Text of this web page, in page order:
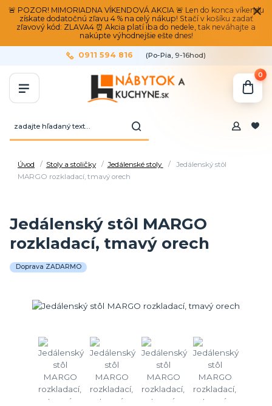
🚨 POZOR! MIMORIADNA VÍKENDOVÁ AKCIA 🚨 Len do konca víkendu
získate dodatočnú zľavu 4 % na celý nákup! Stačí v košíku zadať
zľavový kód: ZLAVA4 ⏰ Akcia platí iba do nedele, tak neváhajte a
nakúpte výhodnejšie ešte dnes!
0911 594 816 (Po-Pia, 9-16hod)
0
Úvod Stoly a stoličky Jedálenské stoly
Jedálenský stôl
MARGO rozkladací, tmavý orech
Jedálenský stôl MARGO
rozkladací, tmavý orech
Doprava ZADARMO